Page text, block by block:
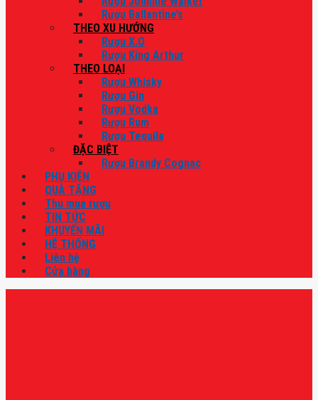
Rượu Ballantine’s
THEO XU HƯỚNG
Rượu X.O
Rượu King Arthur
THEO LOẠI
Rượu Whisky
Rượu Gin
Rượu Vodka
Rượu Rum
Rượu Tequila
ĐẶC BIỆT
Rượu Brandy Cognac
PHỤ KIỆN
QUÀ TẶNG
Thu mua rượu
TIN TỨC
KHUYẾN MÃI
HỆ THỐNG
Liên hệ
Cửa hàng